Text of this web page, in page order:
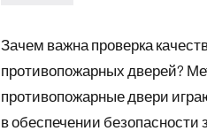
Зачем важна проверка
противопожарных дверей?
противопожарные двери
в обеспечении безопасности